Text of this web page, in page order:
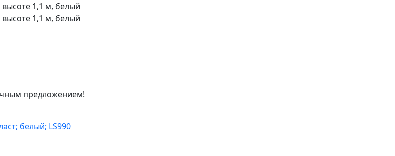
высоте 1,1 м, белый
высоте 1,1 м, белый
предложением!
белый; LS990